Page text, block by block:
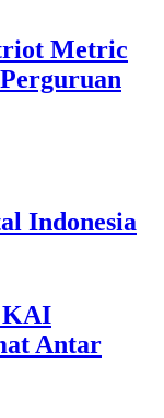
Metric
Indonesia
KAI
Antar